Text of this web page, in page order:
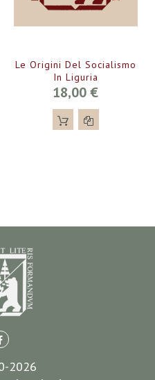
Le Origini Del Socialismo
In Liguria
18,00 €
2026